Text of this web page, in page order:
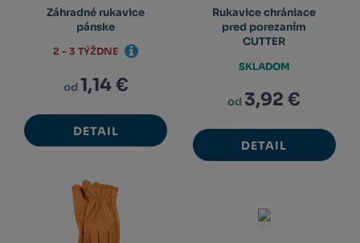
Záhradné rukavice
pánske
od1,14 €
DETAIL
2 - 3 TÝŽDNE
Rukavice chrániace
pred porezaním
CUTTER
od 3,92 €
DETAIL
SKLADOM